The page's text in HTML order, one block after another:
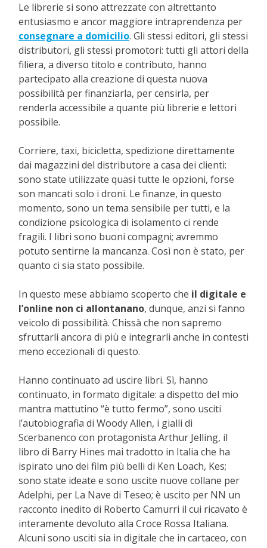
Le librerie si sono attrezzate con altrettanto
entusiasmo e ancor maggiore intraprendenza per
consegnare a domicilio. Gli stessi editori, gli stessi
distributori, gli stessi promotori: tutti gli attori della
filiera, a diverso titolo e contributo, hanno
partecipato alla creazione di questa nuova
possibilità per finanziarla, per censirla, per
renderla accessibile a quante più librerie e lettori
possibile.
Corriere, taxi, bicicletta, spedizione direttamente
dai magazzini del distributore a casa dei clienti:
sono state utilizzate quasi tutte le opzioni, forse
son mancati solo i droni. Le finanze, in questo
momento, sono un tema sensibile per tutti, e la
condizione psicologica di isolamento ci rende
fragili. I libri sono buoni compagni; avremmo
potuto sentirne la mancanza. Così non è stato, per
quanto ci sia stato possibile.
In questo mese abbiamo scoperto che il digitale e
l’online non ci allontanano, dunque, anzi si fanno
veicolo di possibilità. Chissà che non sapremo
sfruttarli ancora di più e integrarli anche in contesti
meno eccezionali di questo.
Hanno continuato ad uscire libri. Sì, hanno
continuato, in formato digitale: a dispetto del mio
mantra mattutino “è tutto fermo”, sono usciti
l’autobiografia di Woody Allen, i gialli di
Scerbanenco con protagonista Arthur Jelling, il
libro di Barry Hines mai tradotto in Italia che ha
ispirato uno dei film più belli di Ken Loach, Kes;
sono state ideate e sono uscite nuove collane per
Adelphi, per La Nave di Teseo; è uscito per NN un
racconto inedito di Roberto Camurri il cui ricavato è
interamente devoluto alla Croce Rossa Italiana.
Alcuni sono usciti sia in digitale che in cartaceo, con